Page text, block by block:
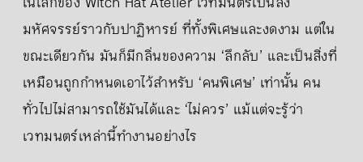
มหัศจรรย์ราวกับปาฏิหารย์ ที่ทั้งพิเศษและงดงาม แต่ใน
ขณะเดียวกัน มันก็มีกลิ่นของความ ‘ลึกลับ’ และเป็นสิ่งที่
เหมือนถูกกำหนดเอาไว้สำหรับ ‘คนพิเศษ’ เท่านั้น คน
ทั่วไปไม่สามารถใช้มันได้และ ‘ไม่ควร’ แม้แต่จะรู้ว่า
เวทมนตร์เหล่านี้ทำงานอย่างไร